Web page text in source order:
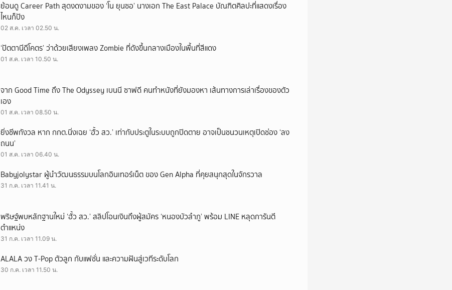
ย้อนดู Career Path สุดงดงามของ ‘โน ยุนซอ’ นางเอก The East Palace บัณฑิตศิลปะที่แสดงเรื่อง
ไหนก็ปัง
02 ส.ค. เวลา 02.50 น.
‘ปัตตานีดีโคตร’ ว่าด้วยเสียงเพลง Zombie ที่ดังขึ้นกลางเมืองในพื้นที่สีแดง
01 ส.ค. เวลา 10.50 น.
จาก Good Time ถึง The Odyssey เบนนี ซาฟดี คนทำหนังที่ยังมองหา เส้นทางการเล่าเรื่องของตัว
เอง
01 ส.ค. เวลา 08.50 น.
ยิ่งชีพกังวล หาก กกต.นิ่งเฉย ‘ฮั้ว สว.’ เท่ากับประตูในระบบถูกปิดตาย อาจเป็นชนวนเหตุเปิดช่อง ‘ลง
ถนน’
01 ส.ค. เวลา 06.40 น.
Babyjolystar ผู้นำวัฒนธรรมบนโลกอินเทอร์เน็ต ของ Gen Alpha ที่คุยสนุกสุดในจักรวาล
31 ก.ค. เวลา 11.41 น.
พริษฐ์พบหลักฐานใหม่ ‘ฮั้ว สว.’ สลิปโอนเงินถึงผู้สมัคร ‘หนองบัวลำภู’ พร้อม LINE หลุดการันตี
ตำแหน่ง
31 ก.ค. เวลา 11.09 น.
ALALA วง T-Pop ตัวลูก กับแฟชั่น และความฝันสู่เวทีระดับโลก
30 ก.ค. เวลา 11.50 น.